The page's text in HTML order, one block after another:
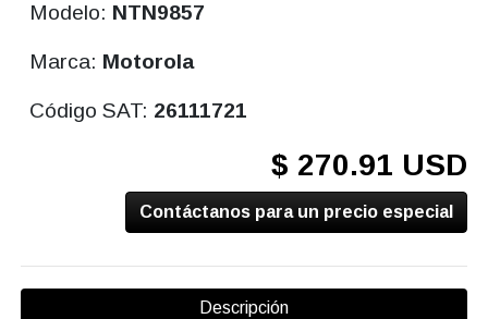
Modelo: NTN9857
Marca: Motorola
Código SAT: 26111721
$ 270.91 USD
Contáctanos para un precio especial
Descripción